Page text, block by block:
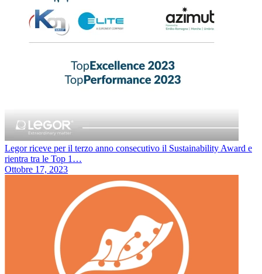
Legor riceve per il terzo anno consecutivo il Sustainability Award e
rientra tra le Top 1…
Ottobre 17, 2023